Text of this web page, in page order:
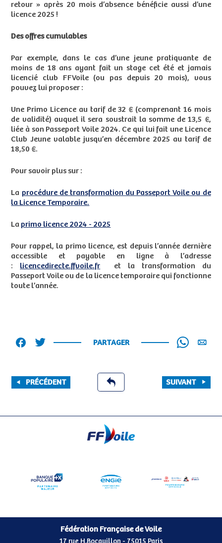
retour » après 20 mois d’absence bénéficie aussi d’une
licence 2025 !
Des offres cumulables
Par exemple, dans le cas d’une jeune pratiquante de
moins de 18 ans ayant fait un stage cet été et jamais
licencié club FFVoile (ou pas depuis 20 mois), vous
pouvez lui proposer :
Une Primo Licence au tarif de 32 € (comprenant 16 mois
de validité) auquel il sera soustrait la somme de 13,5 €,
liée à son Passeport Voile 2024. Ce qui lui fait une Licence
Club Jeune valable jusqu’en décembre 2025 au tarif de
18,50 €.
Pour savoir plus sur :
La procédure de transformation du Passeport Voile ou de
la Licence Temporaire.
La primo licence 2024 - 2025
Pour rappel, la primo licence, est depuis l’année dernière
accessible et payable en ligne à l’adresse
: licencedirecte.ffvoile.fr et la transformation du
Passeport Voile ou de la licence temporaire qui fonctionne
toute l’année.
PARTAGER
PRÉCÉDENT SUIVANT
Fédération Française de Voile